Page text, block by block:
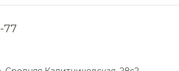
77